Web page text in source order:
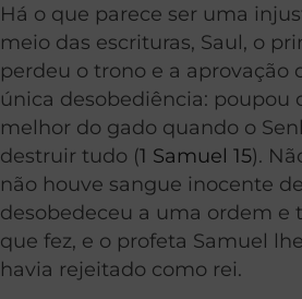
Há o que parece ser uma
meio das escrituras, Saul, o
perdeu o trono e a aprovação
única desobediência: poupou
melhor do gado quando o
destruir tudo (1 Samuel 15).
não houve sangue inocente
desobedeceu a uma ordem e
que fez, e o profeta Samuel
havia rejeitado como rei.